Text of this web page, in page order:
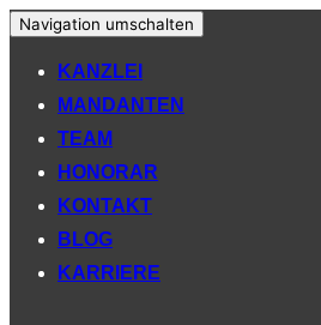
Navigation umschalten
KANZLEI
MANDANTEN
TEAM
HONORAR
KONTAKT
BLOG
KARRIERE